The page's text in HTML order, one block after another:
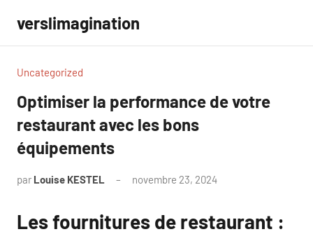
contenu
verslimagination
Uncategorized
Optimiser la performance de votre
restaurant avec les bons
équipements
par Louise KESTEL novembre 23, 2024
Les fournitures de restaurant :